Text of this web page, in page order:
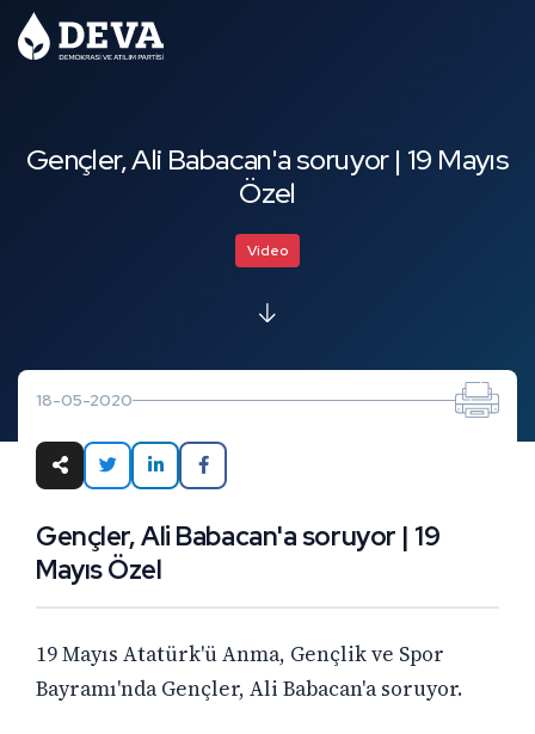
Gençler, Ali Babacan'a soruyor | 19 Mayıs
Özel
Video
18-05-2020
Gençler, Ali Babacan'a soruyor | 19
Mayıs Özel
19 Mayıs Atatürk'ü Anma, Gençlik ve Spor
Bayramı'nda Gençler, Ali Babacan'a soruyor.